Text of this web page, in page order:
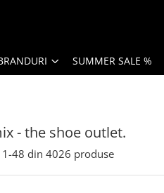
SUMMER SALE %
- the shoe outlet.
1-48 din 4026 produse